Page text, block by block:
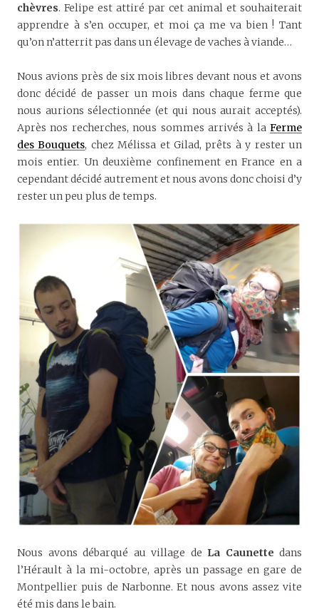
chèvres. Felipe est attiré par cet animal et souhaiterait
apprendre à s’en occuper, et moi ça me va bien ! Tant
qu’on n’atterrit pas dans un élevage de vaches à viande…
Nous avions près de six mois libres devant nous et avons
donc décidé de passer un mois dans chaque ferme que
nous aurions sélectionnée (et qui nous aurait acceptés).
Après nos recherches, nous sommes arrivés à la Ferme
des Bouquets, chez Mélissa et Gilad, prêts à y rester un
mois entier. Un deuxième confinement en France en a
cependant décidé autrement et nous avons donc choisi d’y
rester un peu plus de temps.
Nous avons débarqué au village de La Caunette dans
l’Hérault à la mi-octobre, après un passage en gare de
Montpellier puis de Narbonne. Et nous avons assez vite
été mis dans le bain.